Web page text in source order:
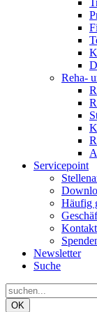
Reha-
Servicepoint
Häufig
Kontakt
Newsletter
Suche
OK